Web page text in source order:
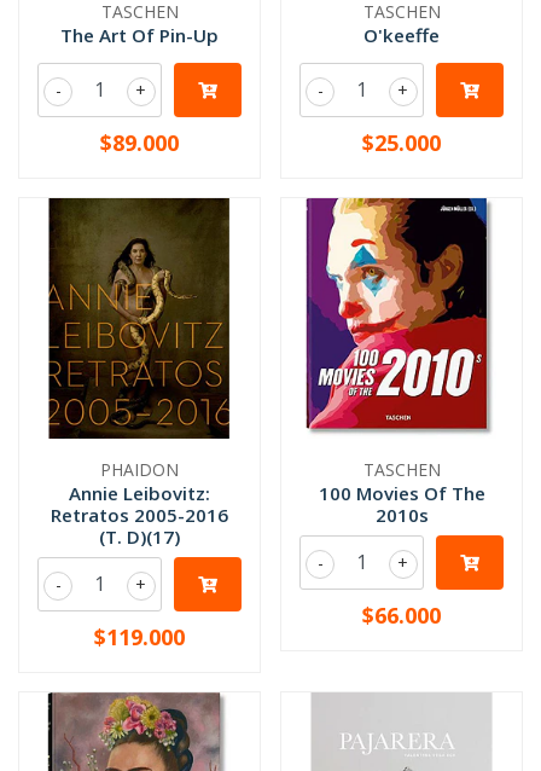
TASCHEN
The Art Of Pin-Up
+
-
$89.000
TASCHEN
O'keeffe
+
-
$25.000
PHAIDON
Annie Leibovitz:
Retratos 2005-2016
(T. D)(17)
+
-
$119.000
TASCHEN
100 Movies Of The
2010s
+
-
$66.000